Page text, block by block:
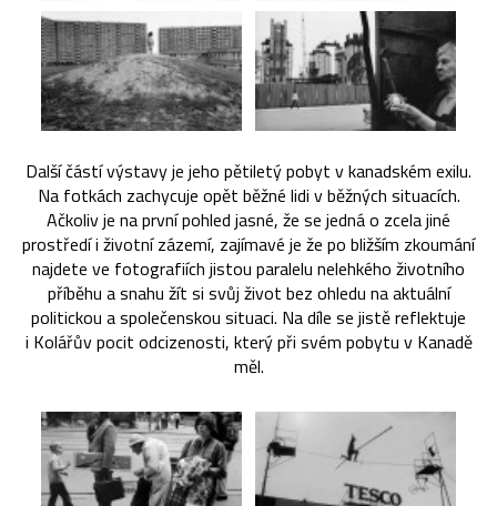
Další částí výstavy je jeho pětiletý pobyt v kanadském exilu.
Na fotkách zachycuje opět běžné lidi v běžných situacích.
Ačkoliv je na první pohled jasné, že se jedná o zcela jiné
prostředí i životní zázemí, zajímavé je že po bližším zkoumání
najdete ve fotografiích jistou paralelu nelehkého životního
příběhu a snahu žít si svůj život bez ohledu na aktuální
politickou a společenskou situaci. Na díle se jistě reflektuje
i Kolářův pocit odcizenosti, který při svém pobytu v Kanadě
měl.